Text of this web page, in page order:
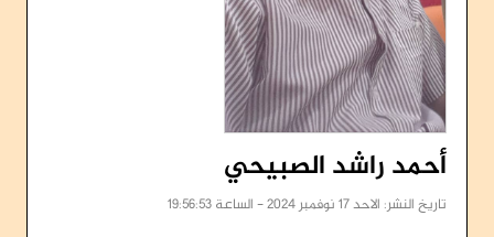
أحمد راشد الصبيحي
تاريخ النشر: الاحد 17 نوفمبر 2024 - الساعة 19:56:53